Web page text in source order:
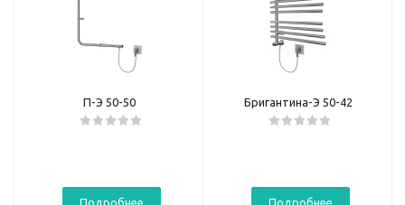
П-Э 50-50
Подробнее
Бригантина-Э 50-42
Подробнее